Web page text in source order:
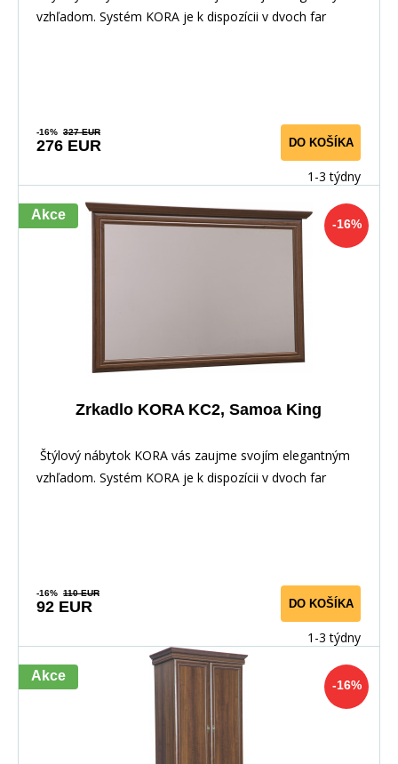
vzhľadom. Systém KORA je k dispozícii v dvoch far
-16% 327 EUR
276 EUR DO KOŠÍKA
1-3 týdny
-16%
Akce
Zrkadlo KORA KC2, Samoa King
Štýlový nábytok KORA vás zaujme svojím elegantným
vzhľadom. Systém KORA je k dispozícii v dvoch far
-16% 110 EUR
92 EUR DO KOŠÍKA
1-3 týdny
-16%
Akce